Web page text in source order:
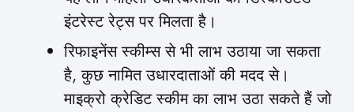
इंटरेस्ट रेट्स पर मिलता है।
रिफाइनेंस स्कीम्स से भी लाभ उठाया जा सकता
है, कुछ नामित उधारदाताओं की मदद से।
माइक्रो क्रेडिट स्कीम का लाभ उठा सकते हैं जो